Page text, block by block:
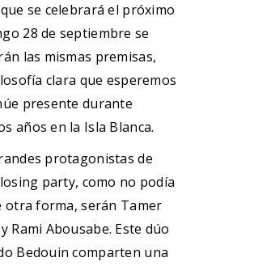
se celebrará el próximo
28 de septiembre se
las mismas premisas,
clara que esperemos
presente durante
años en la Isla Blanca.
protagonistas de
party, como no podía
otra forma, serán Tamer
Rami Abousabe. Este dúo
Bedouin comparten una